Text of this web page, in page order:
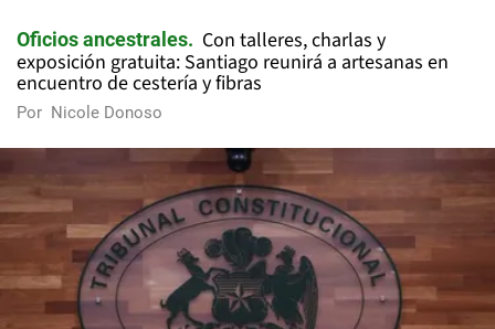
Oficios ancestrales
Con talleres, charlas y
exposición gratuita: Santiago reunirá a artesanas en
encuentro de cestería y fibras
Por Nicole Donoso